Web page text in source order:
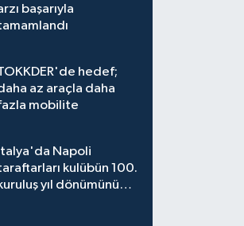
başarıyla
hedef;
az araçla daha
mobilite
İtalya'da Napoli
kulübün 100.
yıl dönümünü